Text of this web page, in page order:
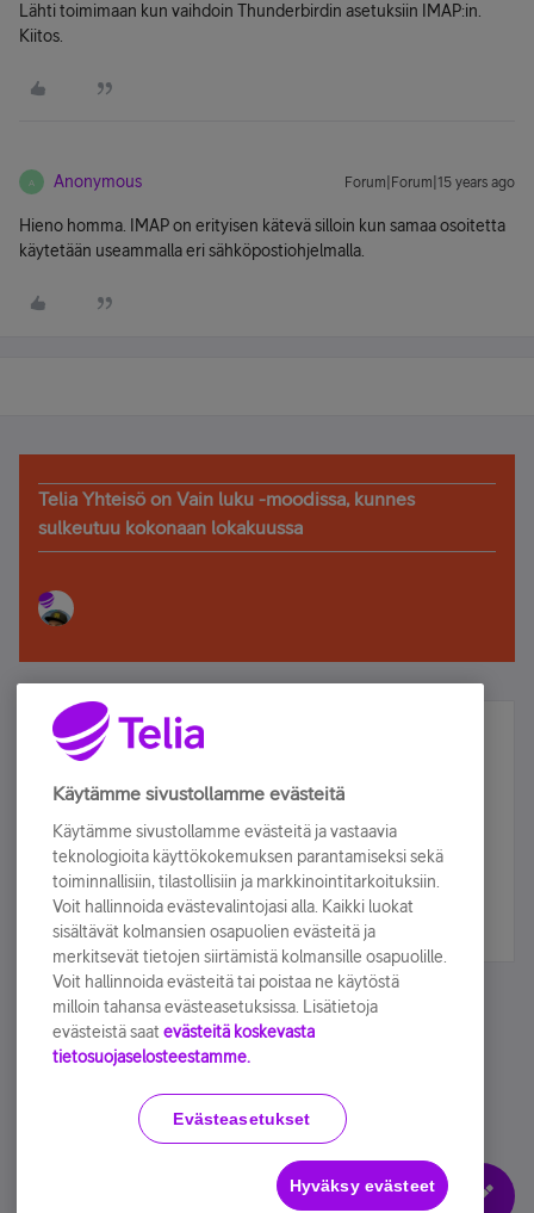
Lähti toimimaan kun vaihdoin Thunderbirdin asetuksiin IMAP:in.
Kiitos.
A Anonymous Forum|Forum|15 years ago
Hieno homma. IMAP on erityisen kätevä silloin kun samaa osoitetta
käytetään useammalla eri sähköpostiohjelmalla.
Telia Yhteisö on Vain luku -moodissa, kunnes
sulkeutuu kokonaan lokakuussa
Älä jää paitsi – osallistu ja voita!
Tilaa Telian uutiskirje ja olet mukana arvonnassa.
sähköpostiisi.
Tilaa nyt
Käyttöehdot Accessibility statement
Evästeasetukset
Käytämme sivustollamme evästeitä
Käytämme sivustollamme evästeitä ja vastaavia
teknologioita käyttökokemuksen parantamiseksi sekä
toiminnallisiin, tilastollisiin ja markkinointitarkoituksiin.
Voit hallinnoida evästevalintojasi alla. Kaikki luokat
sisältävät kolmansien osapuolien evästeitä ja
merkitsevät tietojen siirtämistä kolmansille osapuolille.
Voit hallinnoida evästeitä tai poistaa ne käytöstä
milloin tahansa evästeasetuksissa. Lisätietoja
evästeistä saat evästeitä koskevasta
tietosuojaselosteestamme.
Evästeasetukset
Hyväksy evästeet